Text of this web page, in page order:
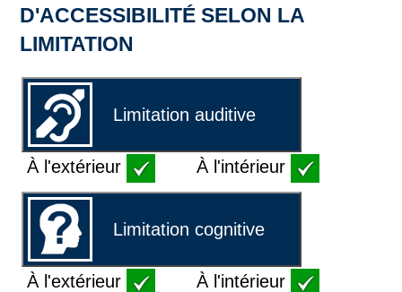
D'ACCESSIBILITÉ SELON LA
LIMITATION
Limitation auditive
À l'extérieur À l'intérieur
Limitation cognitive
À l'extérieur À l'intérieur